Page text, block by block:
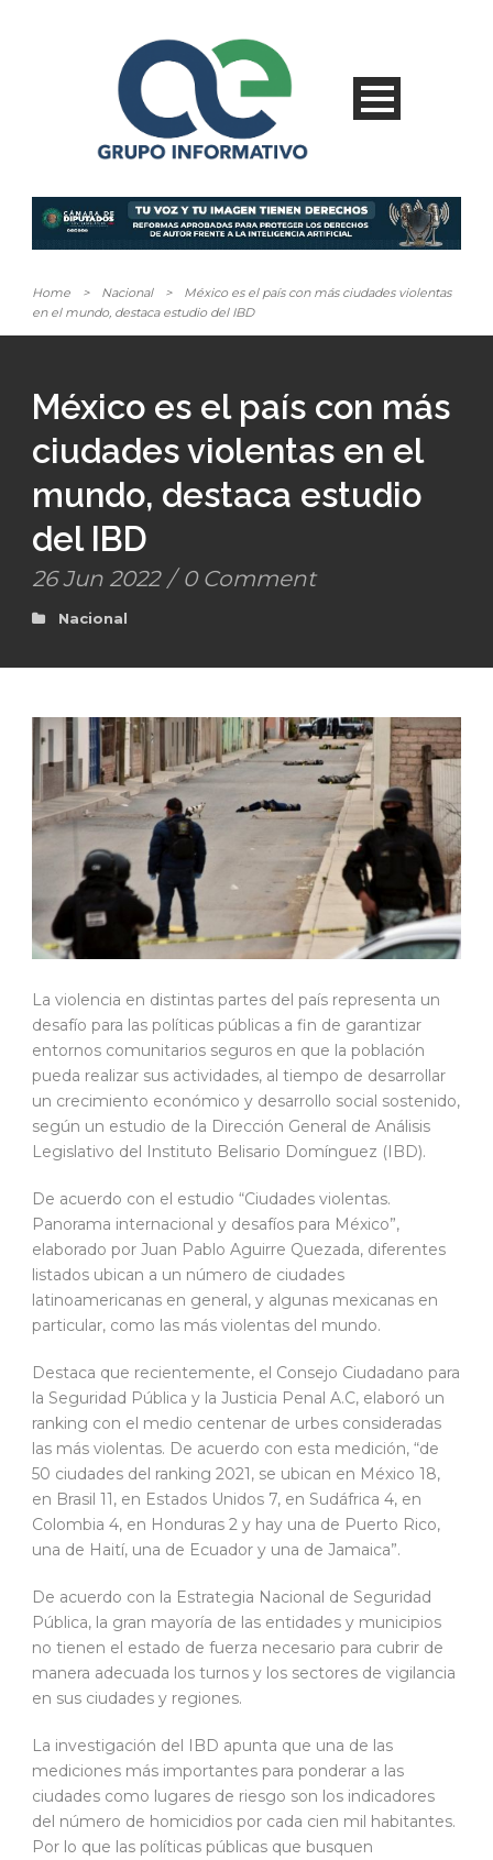
Home > Nacional >
México es el país con más ciudades violentas
en el mundo, destaca estudio del IBD
México es el país con más
ciudades violentas en el
mundo, destaca estudio
del IBD
26 Jun 2022 / 0 Comment
Nacional
La violencia en distintas partes del país representa un
desafío para las políticas públicas a fin de garantizar
entornos comunitarios seguros en que la población
pueda realizar sus actividades, al tiempo de desarrollar
un crecimiento económico y desarrollo social sostenido,
según un estudio de la Dirección General de Análisis
Legislativo del Instituto Belisario Domínguez (IBD).
De acuerdo con el estudio “Ciudades violentas.
Panorama internacional y desafíos para México”,
elaborado por Juan Pablo Aguirre Quezada, diferentes
listados ubican a un número de ciudades
latinoamericanas en general, y algunas mexicanas en
particular, como las más violentas del mundo.
Destaca que recientemente, el Consejo Ciudadano para
la Seguridad Pública y la Justicia Penal A.C, elaboró un
ranking con el medio centenar de urbes consideradas
las más violentas. De acuerdo con esta medición, “de
50 ciudades del ranking 2021, se ubican en México 18,
en Brasil 11, en Estados Unidos 7, en Sudáfrica 4, en
Colombia 4, en Honduras 2 y hay una de Puerto Rico,
una de Haití, una de Ecuador y una de Jamaica”.
De acuerdo con la Estrategia Nacional de Seguridad
Pública, la gran mayoría de las entidades y municipios
no tienen el estado de fuerza necesario para cubrir de
manera adecuada los turnos y los sectores de vigilancia
en sus ciudades y regiones.
La investigación del IBD apunta que una de las
mediciones más importantes para ponderar a las
ciudades como lugares de riesgo son los indicadores
del número de homicidios por cada cien mil habitantes.
Por lo que las políticas públicas que busquen